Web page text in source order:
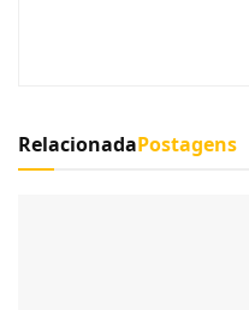
RelacionadaPostagens